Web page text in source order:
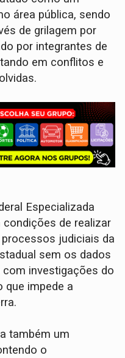
área pública, sendo
de grilagem por
por integrantes de
em conflitos e
Especializada
condições de realizar
judiciais da
sem os dados
investigações do
que impede a
também um
o